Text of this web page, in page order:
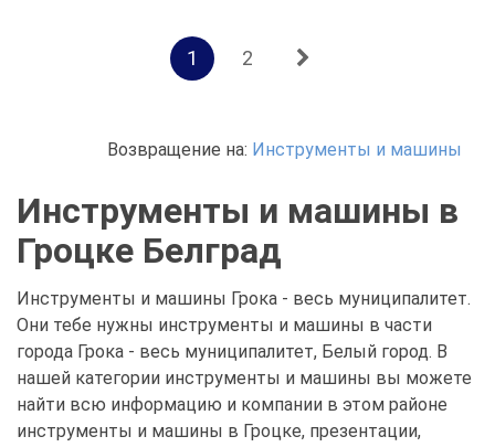
1 2
Возвращение на: Инструменты и машины
Инструменты и машины в
Гроцке Белград
Инструменты и машины Грока - весь муниципалитет.
Они тебе нужны инструменты и машины в части
города Грока - весь муниципалитет, Белый город. В
нашей категории инструменты и машины вы можете
найти всю информацию и компании в этом районе
инструменты и машины в Гроцке, презентации,